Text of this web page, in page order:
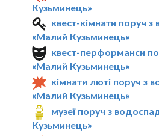
Кузьминець»
квест-кімнати поруч
«Малий Кузьминець»
квест-перформанси
«Малий Кузьминець»
кімнати люті поруч з
«Малий Кузьминець»
музеї поруч з
Кузьминець»